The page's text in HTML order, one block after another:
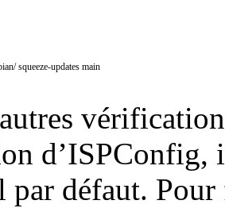
/ squeeze-updates main
d’ISPConfig,
par défaut.